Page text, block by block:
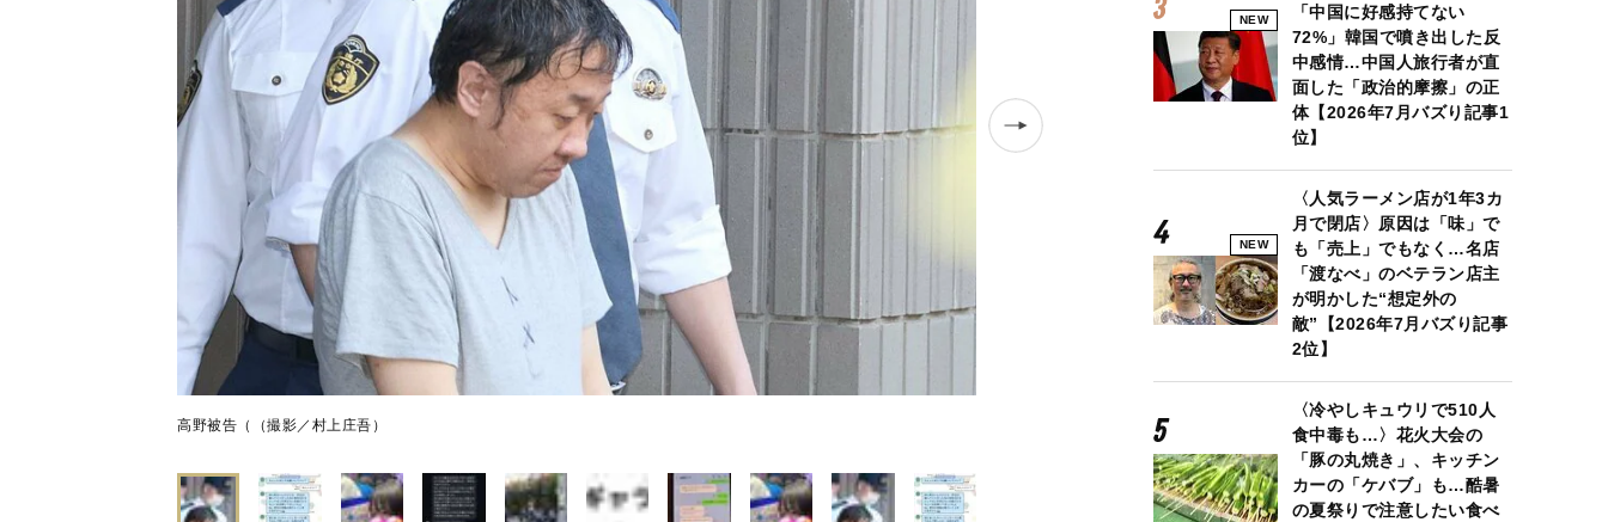
高野被告（（撮影／村上庄吾）
NEW
「中国に好感持てない
72%」韓国で噴き出した反
中感情…中国人旅行者が直
面した「政治的摩擦」の正
体【2026年7月バズり記事1
位】
NEW
〈人気ラーメン店が1年3カ
月で閉店〉原因は「味」で
も「売上」でもなく…名店
「渡なべ」のベテラン店主
が明かした“想定外の
敵”【2026年7月バズり記事
2位】
〈冷やしキュウリで510人
食中毒も…〉花火大会の
「豚の丸焼き」、キッチン
カーの「ケバブ」も…酷暑
の夏祭りで注意したい食べ